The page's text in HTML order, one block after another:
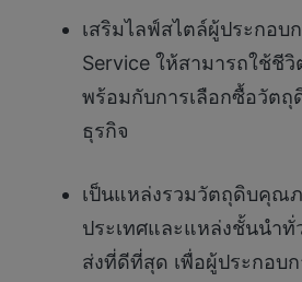
เสริมไลฟ์สไตล์ผู้ประกอบ
Service ให้สามารถใช้ชี
พร้อมกับการเลือกซื้อวัตถุ
ธุรกิจ
เป็นแหล่งรวมวัตถุดิบคุณ
ประเทศและแหล่งชั้นนำทั่
ส่งที่ดีที่สุด เพื่อผู้ประกอบ